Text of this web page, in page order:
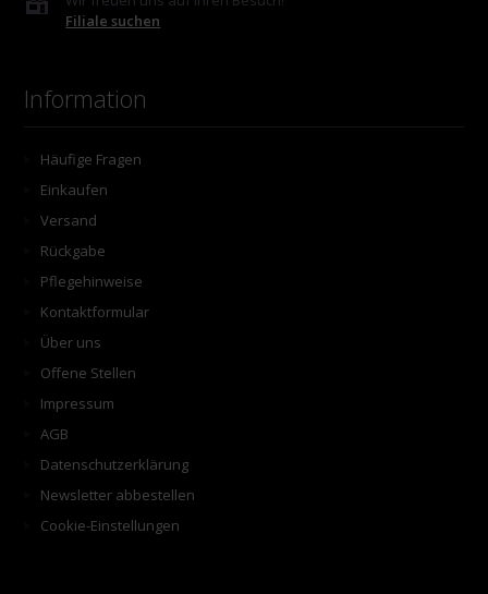
Filiale suchen
Information
Häufige Fragen
Einkaufen
Versand
Rückgabe
Pflegehinweise
Kontaktformular
Über uns
Offene Stellen
Impressum
AGB
Datenschutzerklärung
Newsletter abbestellen
Cookie-Einstellungen